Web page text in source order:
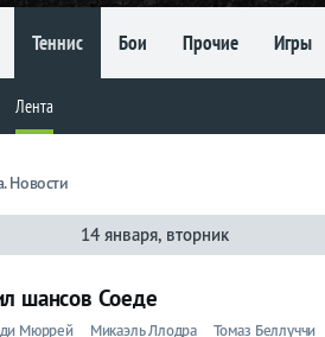
Теннис Бои Прочие Игры
Лента
Новости
14 января, вторник
шансов Соеде
Мюррей Микаэль Ллодра
Томаз Беллуччи